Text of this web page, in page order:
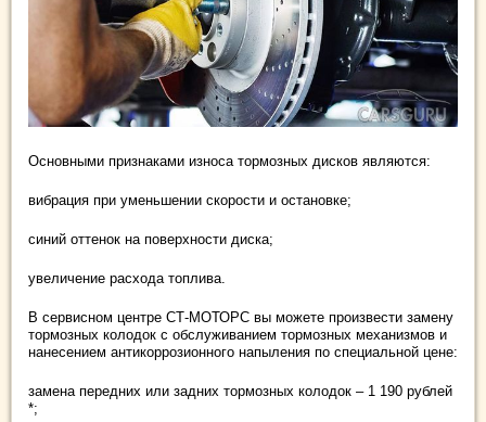
Основными признаками износа тормозных дисков являются:
вибрация при уменьшении скорости и остановке;
синий оттенок на поверхности диска;
увеличение расхода топлива.
В сервисном центре СТ-МОТОРС вы можете произвести замену
тормозных колодок с обслуживанием тормозных механизмов и
нанесением антикоррозионного напыления по специальной цене:
замена передних или задних тормозных колодок – 1 190 рублей
*;